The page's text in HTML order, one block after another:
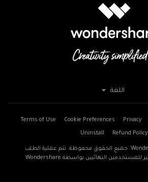
Privacy
Cookie Preferences
Terms of Use
Refund Policy
Uninstall
Wondershare. جميع الحقوق محفوظة. تتم عملية الطلب
وإصدار الضرائب وإعداد الفواتير للمستخدمين النهائيين بواسطة Wondershare
اللغة